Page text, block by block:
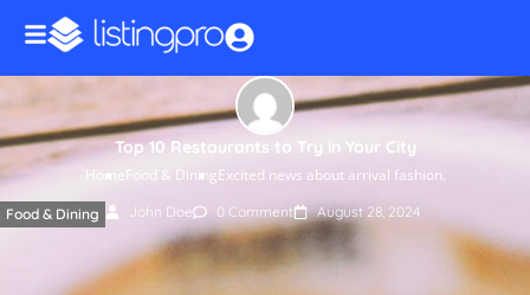
Top 10 Restaurants to Try in Your City
Home Food & DiningExcited news about arrival fashion.
Food & Dining John Doe 0 Comment August 28, 2024